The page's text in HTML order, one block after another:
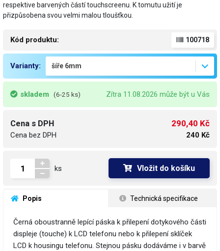
respektive barvených částí touchscreenu. K tomutu užití je
přizpůsobena svou velmi malou tloušťkou.
Kód produktu: 100718
Varianty:
skladem (6-25 ks) Zítra 11.08.2026 může být u Vás
Cena s DPH
Cena bez DPH
290,40 Kč
240 Kč
ks Vložit do košíku
Popis Technická specifikace
Černá oboustranně lepící páska k přilepení dotykového části
displeje (touche) k LCD telefonu nebo k přilepení sklíček
LCD k housingu telefonu. Stejnou pásku dodáváme i v barvě